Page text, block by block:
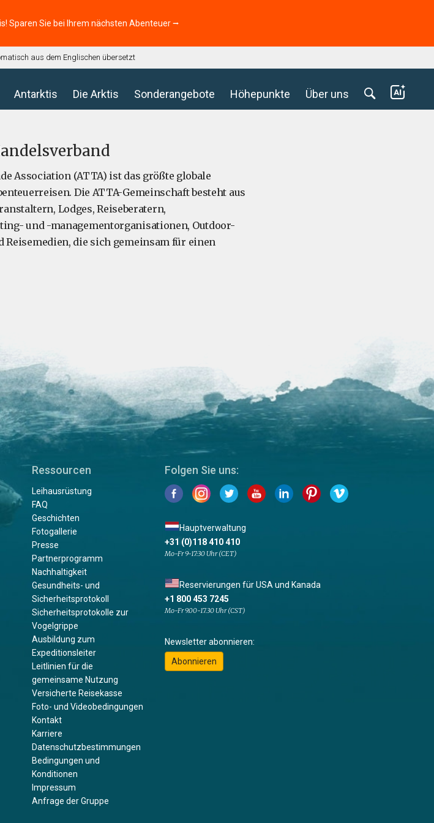
Sparen Sie bei Ihrem nächsten Abenteuer ⭢
aus dem Englischen übersetzt
Antarktis Die Arktis Sonderangebote Höhepunkte Über uns
Association (ATTA) ist das größte globale
Die ATTA-Gemeinschaft besteht aus
Lodges, Reiseberatern,
und -managementorganisationen, Outdoor-
die sich gemeinsam für einen
Ressourcen
Leihausrüstung
FAQ
Geschichten
Fotogallerie
Presse
Partnerprogramm
Nachhaltigkeit
Gesundheits- und
Sicherheitsprotokoll
Sicherheitsprotokolle zur
Vogelgrippe
Ausbildung zum
Expeditionsleiter
Leitlinien für die
gemeinsame Nutzung
Versicherte Reisekasse
Foto- und Videobedingungen
Kontakt
Karriere
Datenschutzbestimmungen
Bedingungen und
Konditionen
Impressum
Anfrage der Gruppe
Folgen Sie uns:
Hauptverwaltung
+31 (0)118 410 410
Mo-Fr 9-17:30 Uhr (CET)
Reservierungen für USA und Kanada
+1 800 453 7245
Mo-Fr 9.00-17.30 Uhr (CST)
Newsletter abonnieren:
Abonnieren